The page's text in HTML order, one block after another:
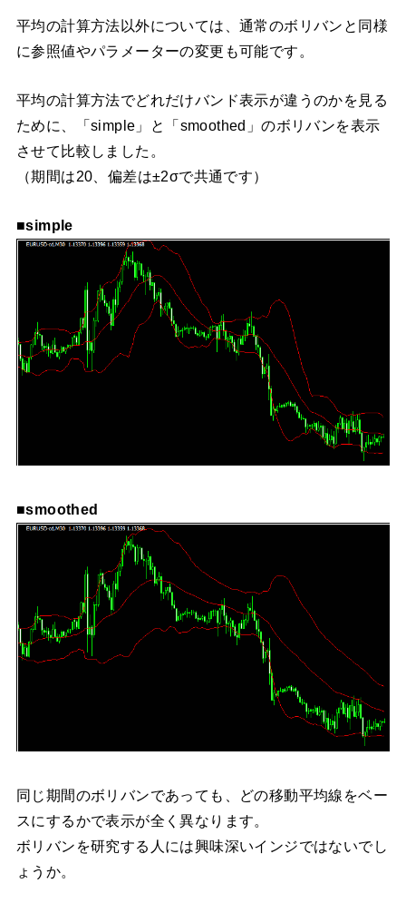
平均の計算方法以外については、通常のボリバンと同様
に参照値やパラメーターの変更も可能です。
平均の計算方法でどれだけバンド表示が違うのかを見る
ために、「simple」と「smoothed」のボリバンを表示
させて比較しました。
（期間は20、偏差は±2σで共通です）
■simple
■smoothed
同じ期間のボリバンであっても、どの移動平均線をベー
スにするかで表示が全く異なります。
ボリバンを研究する人には興味深いインジではないでし
ょうか。